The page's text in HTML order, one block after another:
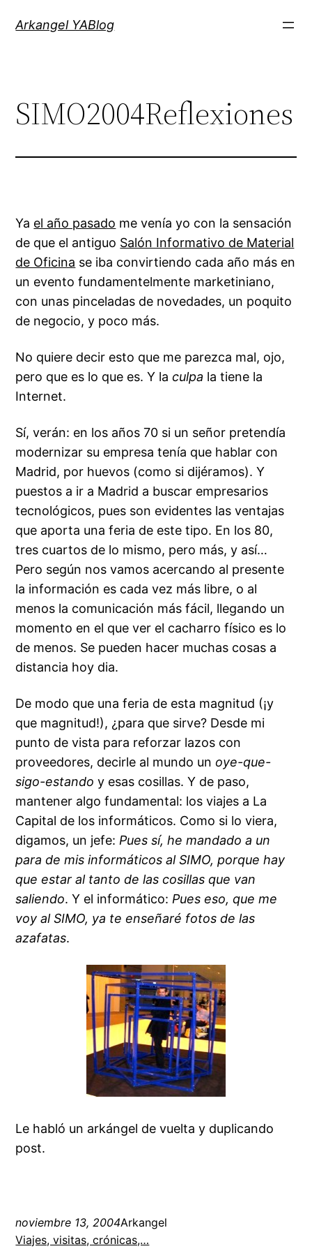
Arkangel YABlog
SIMO2004Reflexiones
Ya el año pasado me venía yo con la sensación
de que el antiguo Salón Informativo de Material
de Oficina se iba convirtiendo cada año más en
un evento fundamentelmente marketiniano,
con unas pinceladas de novedades, un poquito
de negocio, y poco más.
No quiere decir esto que me parezca mal, ojo,
pero que es lo que es. Y laculpa la tiene la
Internet.
Sí, verán: en los años 70 si un señor pretendía
modernizar su empresa tenía que hablar con
Madrid, por huevos (como si dijéramos). Y
puestos a ir a Madrid a buscar empresarios
tecnológicos, pues son evidentes las ventajas
que aporta una feria de este tipo. En los 80,
tres cuartos de lo mismo, pero más, y así…
Pero según nos vamos acercando al presente
la información es cada vez más libre, o al
menos la comunicación más fácil, llegando un
momento en el que ver el cacharro físico es lo
de menos. Se pueden hacer muchas cosas a
distancia hoy dia.
De modo que una feria de esta magnitud (¡y
que magnitud!), ¿para que sirve? Desde mi
punto de vista para reforzar lazos con
proveedores, decirle al mundo un oye-que-
sigo-estando y esas cosillas. Y de paso,
mantener algo fundamental: los viajes a La
Capital de los informáticos. Como si lo viera,
digamos, un jefe:Pues sí, he mandado a un
para de mis informáticos al SIMO, porque hay
que estar al tanto de las cosillas que van
saliendo. Y el informático:Pues eso, que me
voy al SIMO, ya te enseñaré fotos de las
azafatas.
Le habló un arkángel de vuelta y duplicando
post.
noviembre 13, 2004Arkangel
Viajes, visitas, crónicas,…